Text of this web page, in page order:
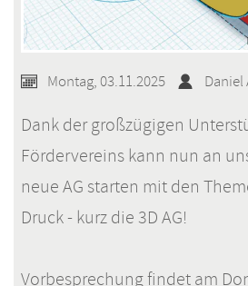
Montag, 03.11.2025 Daniel
Dank der großzügigen
Fördervereins kann nun an
neue AG starten mit den
Druck - kurz die 3D AG!